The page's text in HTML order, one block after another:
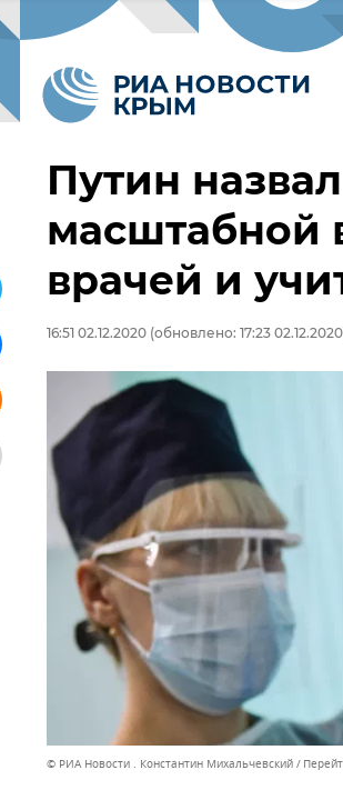
Путин
масштабной
врачей и
16:51 02.12.2020 (обновлено: 17:23
© РИА Новости . Константин Михальчевский